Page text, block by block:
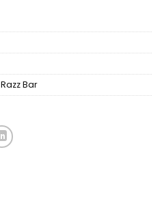
Razz Bar